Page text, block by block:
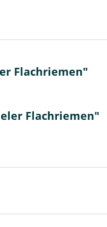
Flachriemen"
Flachriemen"